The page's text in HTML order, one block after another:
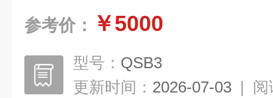
参考价： ￥5000
型号： QSB3
更新时间： 2026-07-03 | 阅